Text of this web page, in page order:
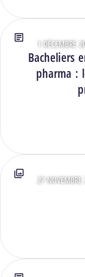
Bacheliers
pharma :
Type : Articles
1 DÉCEMBRE
Type : Photos
27